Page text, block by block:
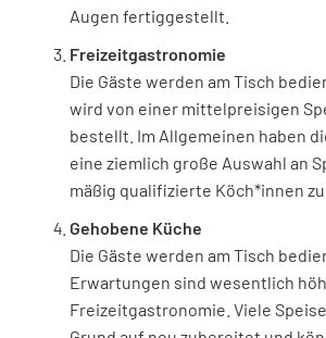
Augen fertiggestellt.
Freizeitgastronomie
Die Gäste werden am Tisch
wird von einer mittelpreisigen
bestellt. Im Allgemeinen haben
eine ziemlich große Auswahl an
mäßig qualifizierte Köch*innen
Gehobene Küche
Die Gäste werden am Tisch
Erwartungen sind wesentlich
Freizeitgastronomie. Viele